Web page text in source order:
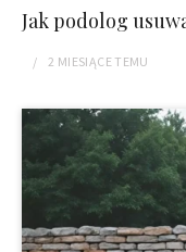
Jak podolog
2 MIESIĄCETEMU